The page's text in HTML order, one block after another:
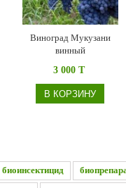
Виноград Мукузани
винный
3 000 T
В КОРЗИНУ
биоинсектицид